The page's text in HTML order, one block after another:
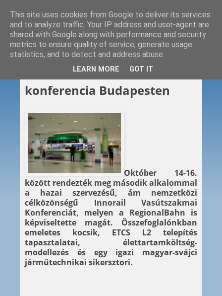
2015. 10. 19.
Innorail – vasútszakmai
konferencia Budapesten
Október 14-16.
között rendezték meg második alkalommal
a hazai szervezésű, ám nemzetközi
célközönségű Innorail Vasútszakmai
Konferenciát, melyen a RegionalBahn is
képviseltette magát. Összefoglalónkban
emeletes kocsik, ETCS L2 telepítés
tapasztalatai, élettartamköltség-
modellezés és egy igazi magyar-svájci
járműtechnikai sikersztori.
This site uses cookies from Google to deliver its services
and to analyze traffic. Your IP address and user-agent are
shared with Google along with performance and security
metrics to ensure quality of service, generate usage
statistics, and to detect and address abuse.
LEARN MORE GOT IT